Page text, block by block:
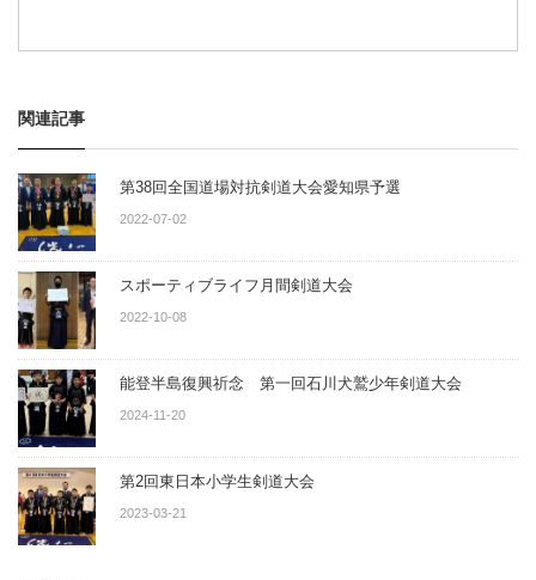
関連記事
第38回全国道場対抗剣道大会愛知県予選
2022-07-02
スポーティブライフ月間剣道大会
2022-10-08
能登半島復興祈念 第一回石川犬鷲少年剣道大会
2024-11-20
第2回東日本小学生剣道大会
2023-03-21